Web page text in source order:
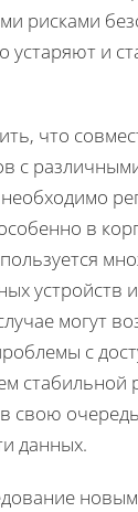
рисками
устаряют и
что
с
в
устройств
могут
с
стабильной
свою
данных.